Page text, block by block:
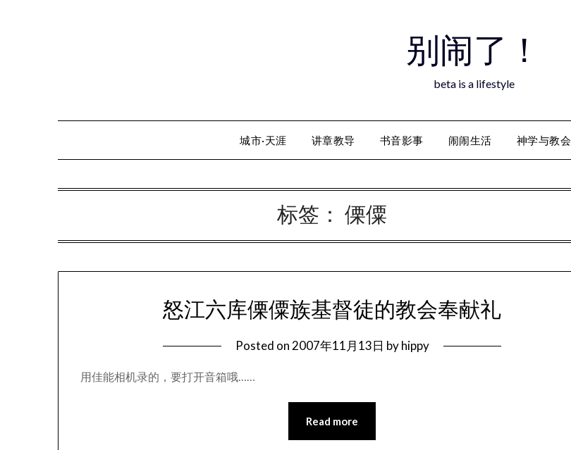
别闹了！
beta is a lifestyle
城市·天涯 讲章教导 书音影事 闹闹生活 神学与教会
标签：傈僳
怒江六库傈僳族基督徒的教会奉献礼
Posted on 2007年11月13日 byhippy
用佳能相机录的，要打开音箱哦……
Read more